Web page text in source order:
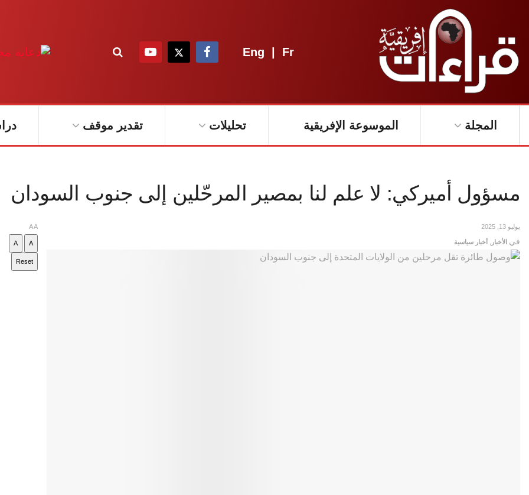
Eng | Fr
المجلة الموسوعة الإفريقية تحليلات تقدير موقف
مسؤول أميركي: لا علم لنا بمصير المرحّلين إلى جنوب السودان
يوليو 13, 2025
في الأخبار أخبار سياسية
AA
A
A
Reset